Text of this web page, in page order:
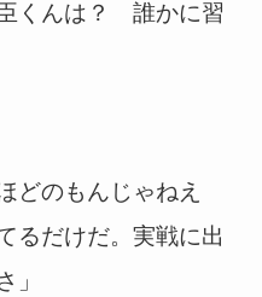
くんは？ 誰かに習
どのもんじゃねえ
るだけだ。実戦に出
」